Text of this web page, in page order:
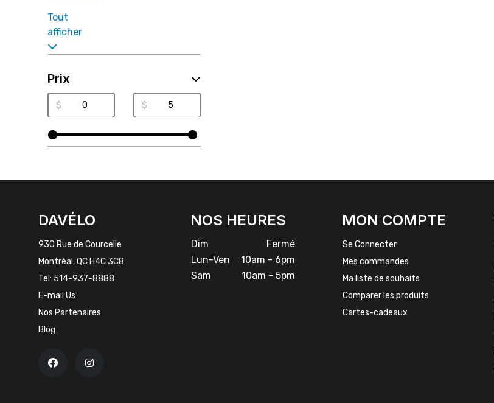
Tout
afficher
Prix
$ $
INSTAGRAM
DAVÉLO
930 Rue de Courcelle
Montréal, QC H4C 3C8
Tel: 514-937-8888
E-mail Us
Nos Partenaires
Blog
NOS HEURES
Dim
Fermé
Lun-Ven
10am - 6pm
Sam
10am - 5pm
MON COMPTE
Se Connecter
Mes commandes
Ma liste de souhaits
Comparer les produits
Cartes-cadeaux